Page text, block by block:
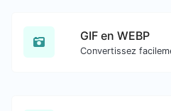
GIF en WEBP